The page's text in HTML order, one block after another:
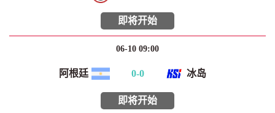
即将开始
06-10 09:00
阿根廷 0-0 冰岛
即将开始